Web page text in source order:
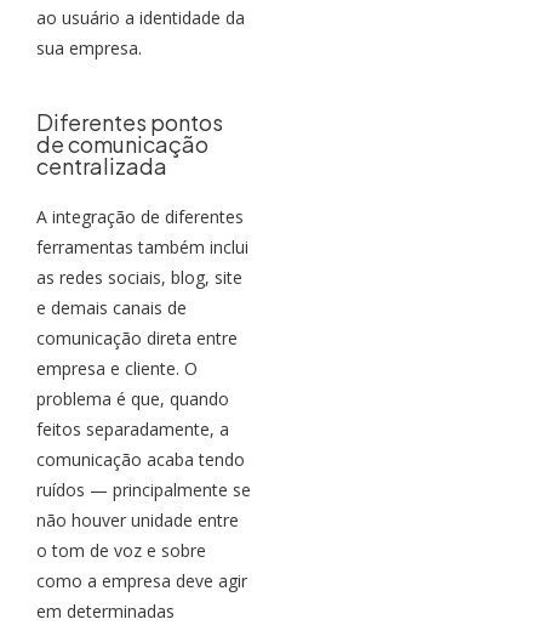
ao usuário a identidade da
sua empresa.
Diferentes pontos
de comunicação
centralizada
A integração de diferentes
ferramentas também inclui
as redes sociais, blog, site
e demais canais de
comunicação direta entre
empresa e cliente. O
problema é que, quando
feitos separadamente, a
comunicação acaba tendo
ruídos — principalmente se
não houver unidade entre
o tom de voz e sobre
como a empresa deve agir
em determinadas